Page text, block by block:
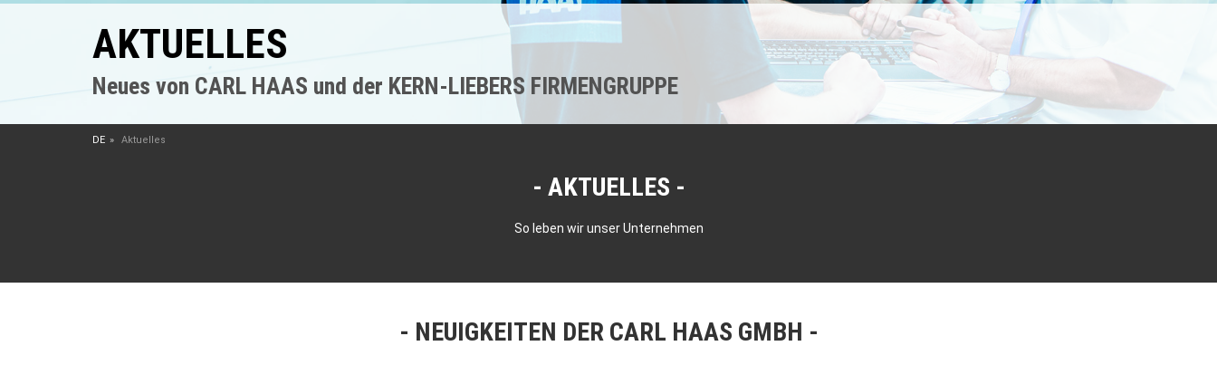
AKTUELLES
Neues von CARL HAAS und der KERN-LIEBERS FIRMENGRUPPE
DE Aktuelles
AKTUELLES
So leben wir unser Unternehmen
NEUIGKEITEN DER CARL HAAS GMBH